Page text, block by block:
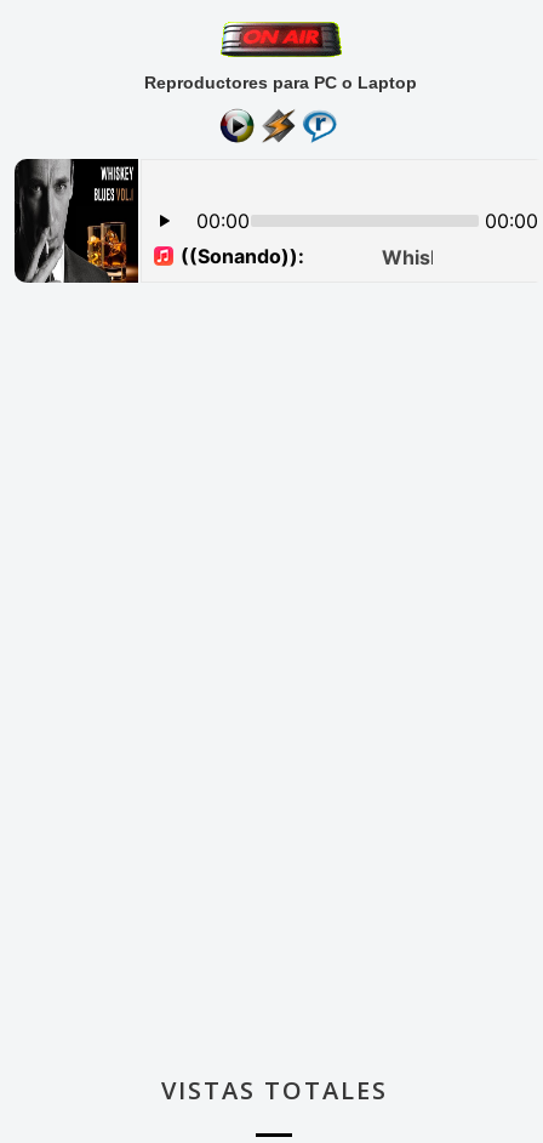
Reproductores para PC o Laptop
VISTAS TOTALES